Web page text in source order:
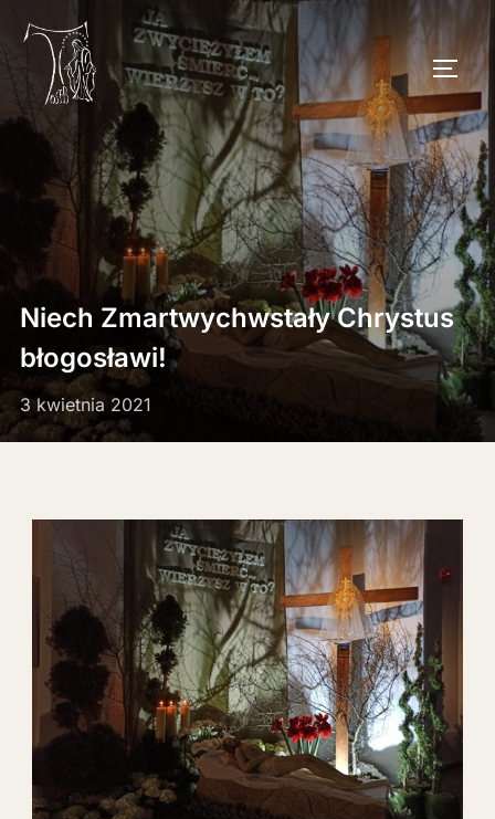
content
Niech Zmartwychwstały Chrystus
błogosławi!
3 kwietnia 2021